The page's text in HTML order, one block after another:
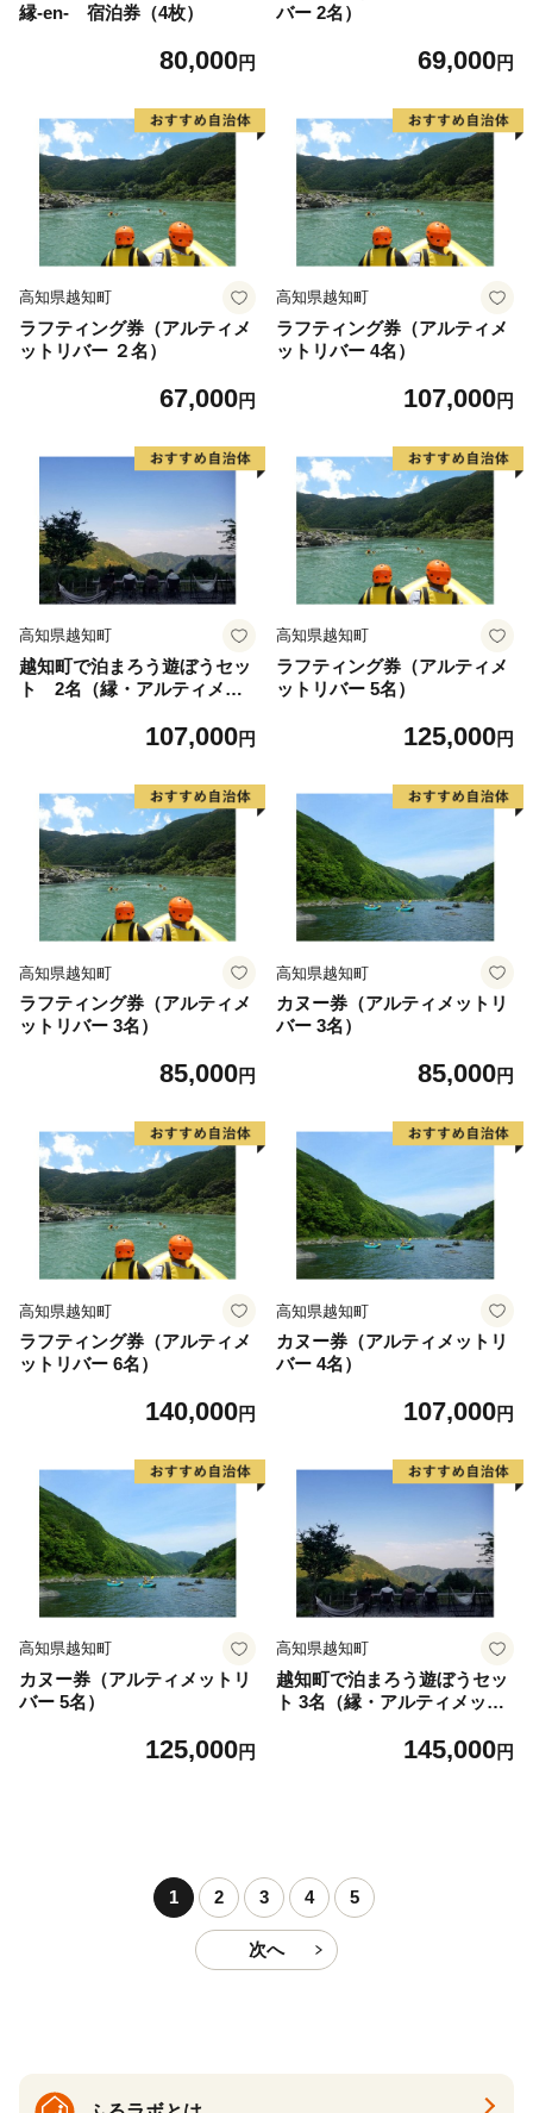
縁-en- 宿泊券（4枚）
80,000円
バー 2名）
69,000円
高知県越知町
ラフティング券（アルティメ
ットリバー ２名）
67,000円
高知県越知町
ラフティング券（アルティメ
ットリバー 4名）
107,000円
高知県越知町
越知町で泊まろう遊ぼうセッ
ト 2名（縁・アルティメッ
107,000円
高知県越知町
ラフティング券（アルティメ
ットリバー 5名）
125,000円
高知県越知町
ラフティング券（アルティメ
ットリバー 3名）
85,000円
高知県越知町
カヌー券（アルティメットリ
バー 3名）
85,000円
高知県越知町
ラフティング券（アルティメ
ットリバー 6名）
140,000円
高知県越知町
カヌー券（アルティメットリ
バー 4名）
107,000円
高知県越知町
カヌー券（アルティメットリ
バー 5名）
125,000円
高知県越知町
越知町で泊まろう遊ぼうセッ
ト 3名（縁・アルティメット
145,000円
1 2 3 4 5
次へ